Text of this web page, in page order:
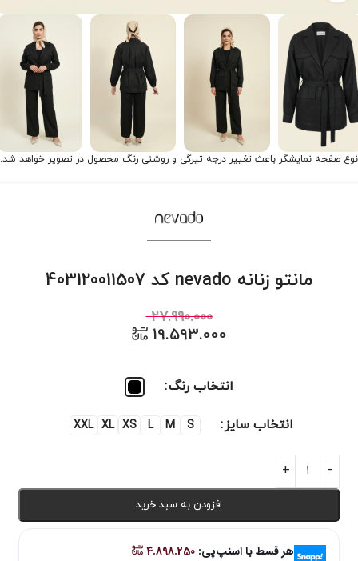
نوع صفحه نمایشگر باعث تغییر درجه تیرگی و روشنی رنگ محصول در تصویر خواهد شد.
مانتو زنانه nevado کد 403120011507
27.990.000
19.593.000
انتخاب رنگ
انتخاب سایز S
M
L
XS
XL
XXL
افزودن به سبد خرید
هر قسط با اسنپ‌پی: 4.898.250